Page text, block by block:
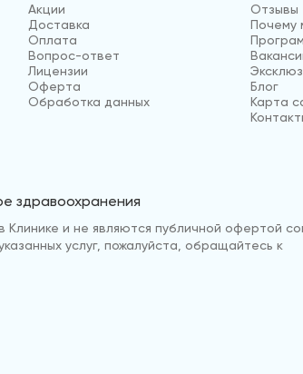
Акции
Доставка
Оплата
Вопрос-ответ
Лицензии
Оферта
Обработка данных
Отзывы
Почему
Блог
Карта
здравоохранения
и не являются публичной офертой
услуг, пожалуйста, обращайтесь к